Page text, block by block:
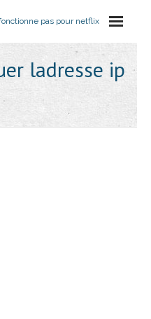
pas pour netflix
ladresse ip